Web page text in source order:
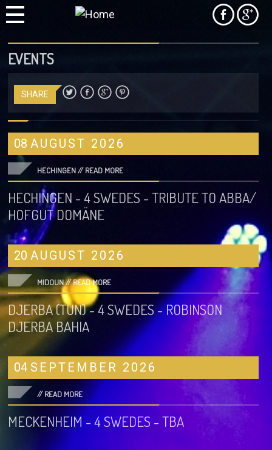
EVENTS
SHARE
08 AUGUST 2026
HECHINGEN //READ MORE
HECHINGEN - 4 SWEDES - TRIBUTE TO ABBA/
HOFGUT DOMÄNE
20 AUGUST 2026
MIDOUN //READ MORE
DJERBA (TUN) - 4 SWEDES - ROBINSON
DJERBA BAHIA
04 SEPTEMBER 2026
//READ MORE
MECKENHEIM - 4 SWEDES - TBA